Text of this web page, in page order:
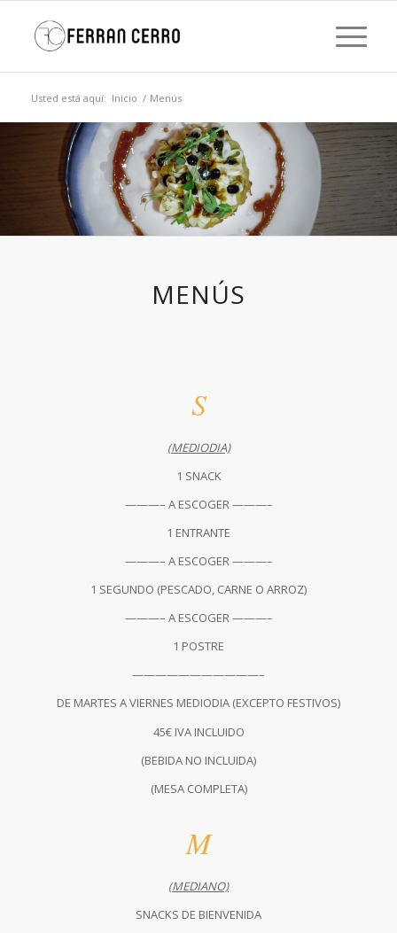
Usted está aquí: Inicio / Menús
MENÚS
S
(MEDIODIA)
1 SNACK
———– A ESCOGER ———–
1 ENTRANTE
———– A ESCOGER ———–
1 SEGUNDO (PESCADO, CARNE O ARROZ)
———– A ESCOGER ———–
1 POSTRE
———————————–
DE MARTES A VIERNES MEDIODIA (EXCEPTO FESTIVOS)
45€ IVA INCLUIDO
(BEBIDA NO INCLUIDA)
(MESA COMPLETA)
M
(MEDIANO)
SNACKS DE BIENVENIDA